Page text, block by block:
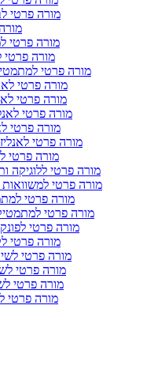
מורה פרטי
מורה פרטי
מורה פרטי
מורה פרטי
מורה פרטי
מורה פרטי
מורה פרטי
מורה פרטי
מורה פרטי
מורה פרטי
מורה פרטי ללוגיקה
מורה פרטי למשוואות
מורה פרטי
מורה פרטי
מורה פרטי
מורה פרטי
מורה פרטי
מורה פרטי
מורה פרטי
מורה פרטי